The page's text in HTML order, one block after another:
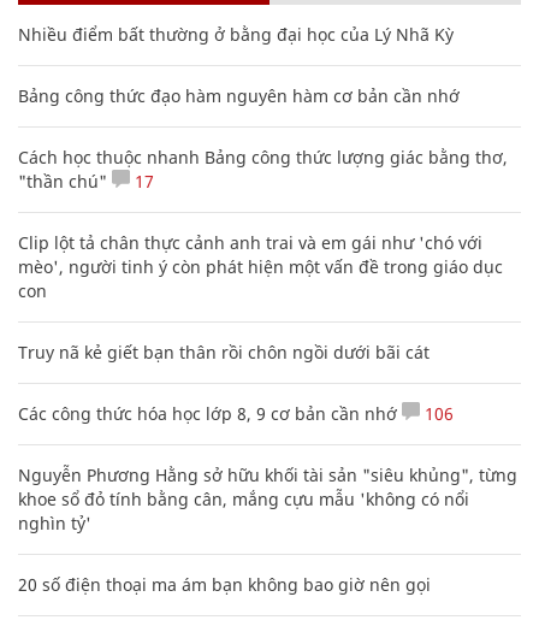
Nhiều điểm bất thường ở bằng đại học của Lý Nhã Kỳ
Bảng công thức đạo hàm nguyên hàm cơ bản cần nhớ
Cách học thuộc nhanh Bảng công thức lượng giác bằng thơ,
"thần chú"
17
Clip lột tả chân thực cảnh anh trai và em gái như 'chó với
mèo', người tinh ý còn phát hiện một vấn đề trong giáo dục
con
Truy nã kẻ giết bạn thân rồi chôn ngồi dưới bãi cát
Các công thức hóa học lớp 8, 9 cơ bản cần nhớ 106
Nguyễn Phương Hằng sở hữu khối tài sản "siêu khủng", từng
khoe sổ đỏ tính bằng cân, mắng cựu mẫu 'không có nổi
nghìn tỷ'
20 số điện thoại ma ám bạn không bao giờ nên gọi